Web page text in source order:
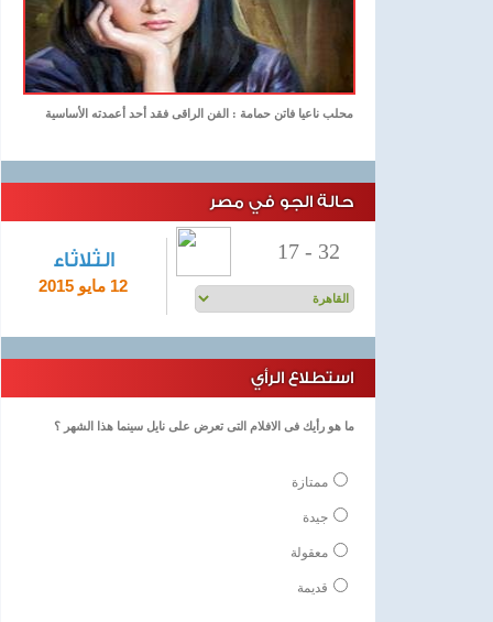
محلب ناعيا فاتن حمامة : الفن الراقى فقد أحد أعمدته الأساسية
حالة الجو في مصر
الثلاثاء
12 مايو 2015
17 - 32
استطلاع الرأي
ما هو رأيك فى الافلام التى تعرض على نايل سينما هذا الشهر ؟
ممتازة
جيدة
معقولة
قديمة